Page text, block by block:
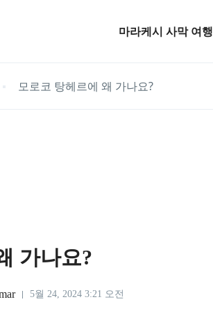
마라케시 사막 여행
모로코 탕헤르에 왜 가나요?
가나요?
5월 24, 2024 3:21 오전